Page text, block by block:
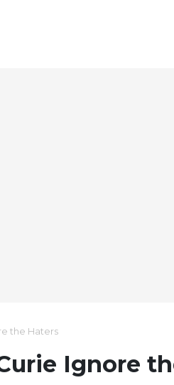
the Haters
Ignore